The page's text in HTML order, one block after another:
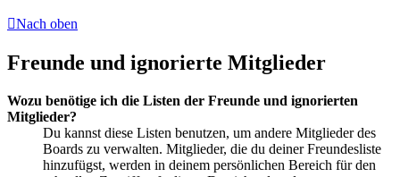
Nach oben
Freunde und ignorierte Mitglieder
Wozu benötige ich die Listen der Freunde und ignorierten
Mitglieder?
Du kannst diese Listen benutzen, um andere Mitglieder des
Boards zu verwalten. Mitglieder, die du deiner Freundesliste
hinzufügst, werden in deinem persönlichen Bereich für den